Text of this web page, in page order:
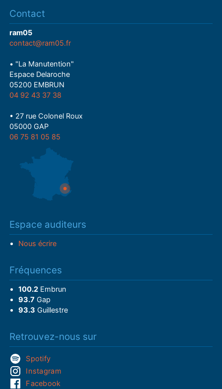
Contact
ram05
contact@ram05.fr
• "La Manutention"
Espace Delaroche
05200 EMBRUN
04 92 43 37 38
• 27 rue Colonel Roux
05000 GAP
06 75 81 05 85
Espace auditeurs
Nous écrire
Fréquences
100.2Embrun
93.7 Gap
93.3 Guillestre
Retrouvez-nous sur
Spotify
Instagram
Facebook